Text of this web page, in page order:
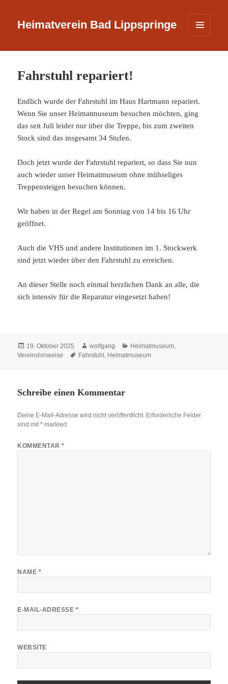
Heimatverein Bad Lippspringe
WIDGETS
Fahrstuhl repariert!
Endlich wurde der Fahrstuhl im Haus Hartmann repariert.
Wenn Sie unser Heimatmuseum besuchen möchten, ging
das seit Juli leider nur über die Treppe, bis zum zweiten
Stock sind das insgesamt 34 Stufen.
Doch jetzt wurde der Fahrstuhl repariert, so dass Sie nun
auch wieder unser Heimatmuseum ohne mühseliges
Treppensteigen besuchen können.
Wir haben in der Regel am Sonntag von 14 bis 16 Uhr
geöffnet.
Auch die VHS und andere Institutionen im 1. Stockwerk
sind jetzt wieder über den Fahrstuhl zu erreichen.
An dieser Stelle noch einmal herzlichen Dank an alle, die
sich intensiv für die Reparatur eingesetzt haben!
Veröffentlicht
am
19. Oktober 2025 Autor
wolfgang Kategorien
Heimatmuseum,
Vereinshinweise
Schlagwörter
Fahrstuhl , Heimatmuseum
Schreibe einen Kommentar
Deine E-Mail-Adresse wird nicht veröffentlicht. Erforderliche Felder
sind mit* markiert
KOMMENTAR*
NAME *
E-MAIL-ADRESSE *
WEBSITE